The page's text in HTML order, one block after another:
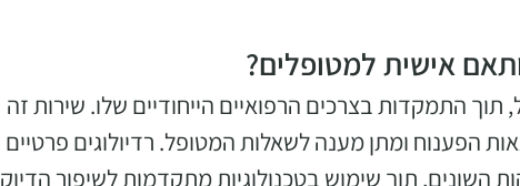
אישית למטופלים?
התמקדות בצרכים הרפואיים הייחודיים שלו. שירות זה
הפענוח ומתן מענה לשאלות המטופל. רדיולוגים פרטיים
השונים, תוך שימוש בטכנולוגיות מתקדמות לשיפור הדיוק